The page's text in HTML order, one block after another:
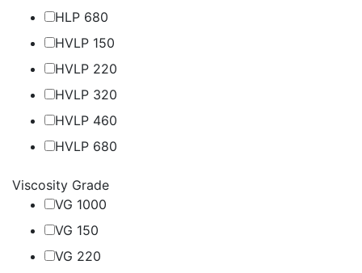
HLP 680
HVLP 150
HVLP 220
HVLP 320
HVLP 460
HVLP 680
Viscosity Grade
VG 1000
VG 150
VG 220